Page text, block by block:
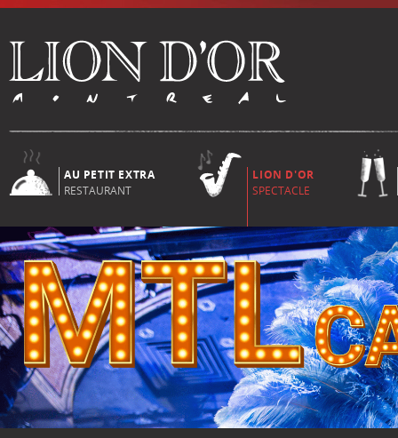
AU PETIT EXTRA
RESTAURANT
LION D'OR
SPECTACLE